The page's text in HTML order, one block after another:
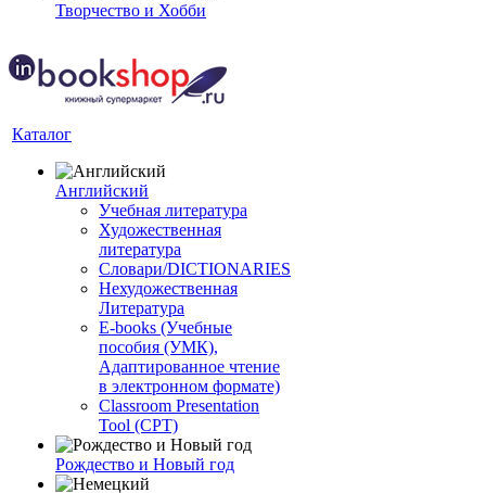
Творчество и Хобби
Каталог
Английский
Учебная литература
Художественная
литература
Словари/DICTIONARIES
Нехудожественная
Литература
E-books (Учебные
пособия (УМК),
Адаптированное чтение
в электронном формате)
Classroom Presentation
Tool (CPT)
Рождество и Новый год